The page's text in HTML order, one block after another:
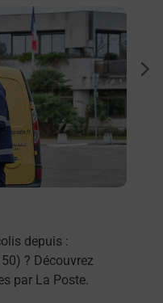
depuis :
? Découvrez
par La Poste.